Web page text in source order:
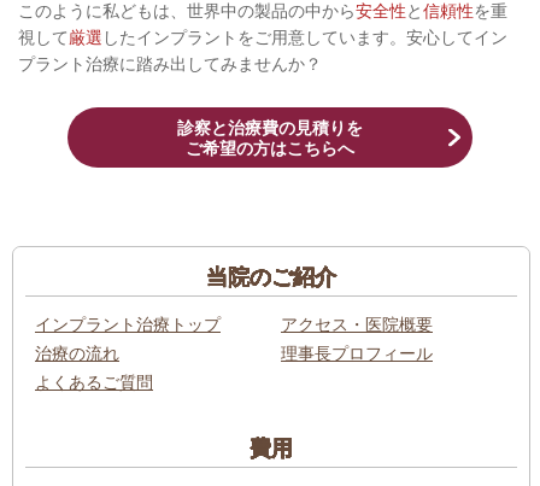
このように私どもは、世界中の製品の中から安全性と信頼性を重
視して厳選 したインプラントをご用意しています。安心してイン
プラント治療に踏み出してみませんか？
診察と治療費の見積りを
ご希望の方はこちらへ
当院のご紹介
インプラント治療トップ
治療の流れ
よくあるご質問
アクセス・医院概要
理事長プロフィール
費用